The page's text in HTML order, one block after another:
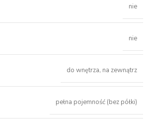
nie
nie
do wnętrza, na zewnątrz
pełna pojemność (bez półki)